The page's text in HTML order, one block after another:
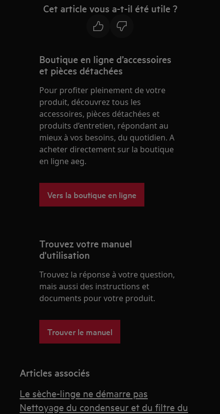
Cet article vous a-t-il été utile ?
Boutique en ligne d’accessoires
et pièces détachées
Pour profiter pleinement de votre
produit, découvrez tous les
accessoires, pièces détachées et
produits d’entretien, répondant au
mieux à vos besoins, du quotidien. A
acheter directement sur la boutique
en ligne aeg.
Vers la boutique en ligne
Trouvez votre manuel
d'utilisation
Trouvez la réponse à votre question,
mais aussi des instructions et
documents pour votre produit.
Trouver le manuel
Articles associés
Le sèche-linge ne démarre pas
Nettoyage du condenseur et du filtre du